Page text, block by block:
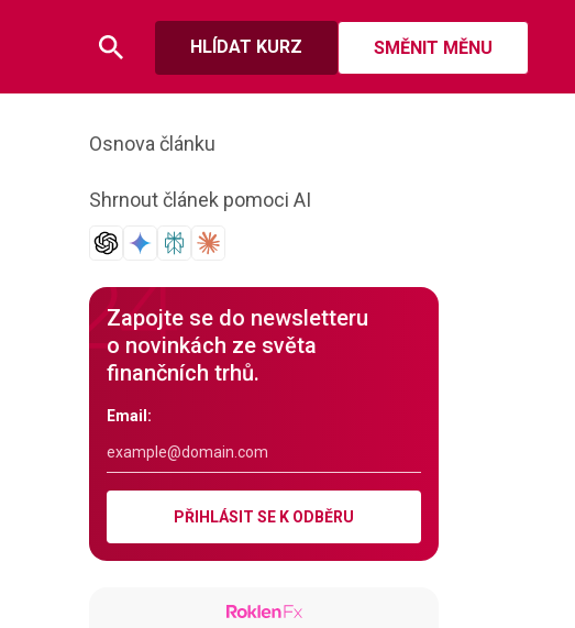
HLÍDAT KURZ SMĚNIT MĚNU
Osnova článku
Shrnout článek pomoci AI
Zapojte se do newsletteru
o novinkách ze světa
finančních trhů.
Email:
PŘIHLÁSIT SE K ODBĚRU